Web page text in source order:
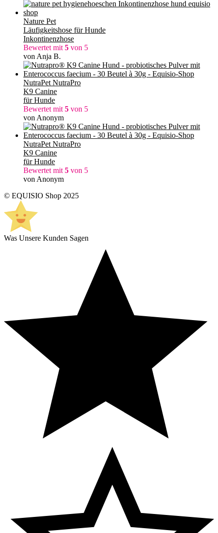
Nature Pet
Läufigkeitshose für Hunde
Inkontinenzhose
Bewertet mit5 von 5
von Anja B.
NutraPet NutraPro
K9 Canine
für Hunde
Bewertet mit5 von 5
von Anonym
NutraPet NutraPro
K9 Canine
für Hunde
Bewertet mit5 von 5
von Anonym
© EQUISIO Shop 2025
Was Unsere Kunden Sagen